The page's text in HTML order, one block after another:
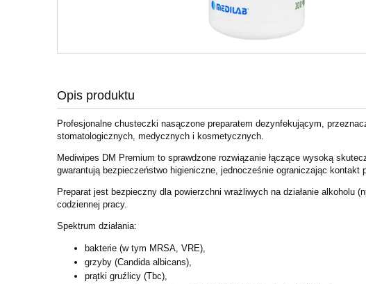
Opis produktu
Profesjonalne chusteczki nasączone preparatem dezynfekującym,
stomatologicznych, medycznych i kosmetycznych.
Mediwipes DM Premium to sprawdzone rozwiązanie łączące wysoką
gwarantują bezpieczeństwo higieniczne, jednocześnie ograniczając kontakt
Preparat jest bezpieczny dla powierzchni wrażliwych na działanie
codziennej pracy.
Spektrum działania:
bakterie (w tym MRSA, VRE),
grzyby (Candida albicans),
prątki gruźlicy (Tbc),